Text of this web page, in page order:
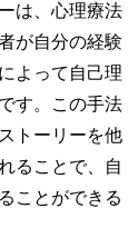
は、心理療法
が自分の経験
よって自己理
す。この手法
トーリーを他
ることで、自
ことができる